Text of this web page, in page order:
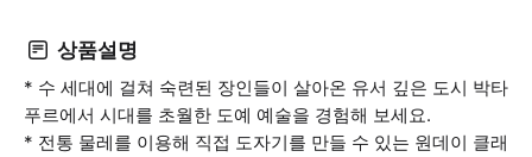
상품설명
* 수 세대에 걸쳐 숙련된 장인들이 살아온 유서 깊은 도시 박타
푸르에서 시대를 초월한 도예 예술을 경험해 보세요.
* 전통 물레를 이용해 직접 도자기를 만들 수 있는 원데이 클래